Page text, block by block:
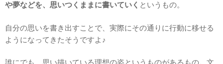
や夢などを、思いつくままに書いていく というもの。
自分の思いを書き出すことで、実際にその通りに行動に移せる
ようになってきたそうですよ♪
誰にでも、思い描いている理想の姿というものがあるもの。文